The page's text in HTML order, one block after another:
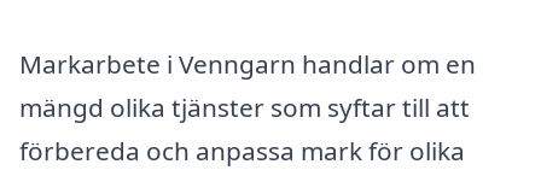
Markarbete i Venngarn handlar om en
mängd olika tjänster som syftar till att
förbereda och anpassa mark för olika